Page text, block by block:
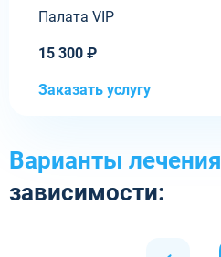
Палата VIP
15 300 ₽
Заказать услугу
Варианты лечения
зависимости: